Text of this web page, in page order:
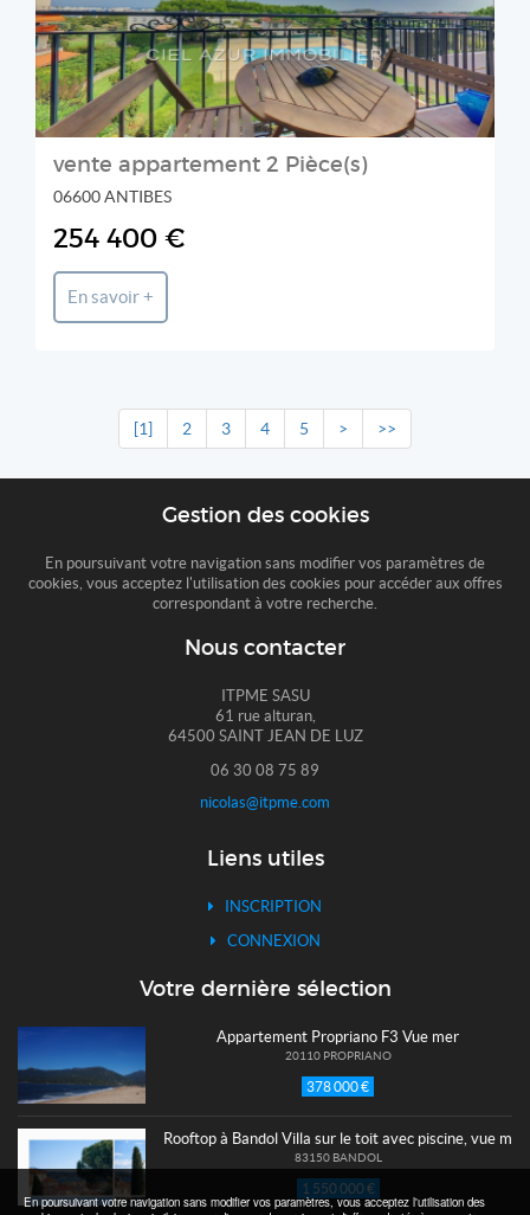
vente appartement 2 Pièce(s)
06600 ANTIBES
254 400 €
En savoir +
[1] 2 3 4 5 > >>
Gestion des cookies
En poursuivant votre navigation sans modifier vos paramètres de
cookies, vous acceptez l'utilisation des cookies pour accéder aux offres
correspondant à votre recherche.
Nous contacter
ITPME SASU
61 rue alturan,
64500 SAINT JEAN DE LUZ
06 30 08 75 89
nicolas@itpme.com
Liens utiles
INSCRIPTION
CONNEXION
Votre dernière sélection
Appartement Propriano F3 Vue mer
20110 PROPRIANO
378 000 €
Rooftop à Bandol Villa sur le toit avec piscine, vue mer
83150 BANDOL
1 550 000 €
En poursuivant votre navigation sans modifier vos paramètres, vous acceptez l'utilisation des